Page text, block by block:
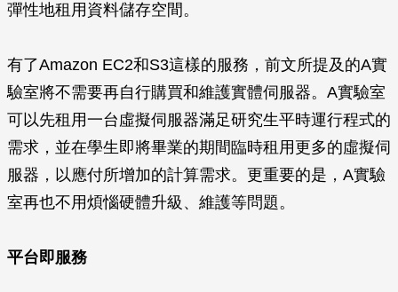
彈性地租用資料儲存空間。
有了Amazon EC2和S3這樣的服務，前文所提及的A實
驗室將不需要再自行購買和維護實體伺服器。A實驗室
可以先租用一台虛擬伺服器滿足研究生平時運行程式的
需求，並在學生即將畢業的期間臨時租用更多的虛擬伺
服器，以應付所增加的計算需求。更重要的是，A實驗
室再也不用煩惱硬體升級、維護等問題。
平台即服務